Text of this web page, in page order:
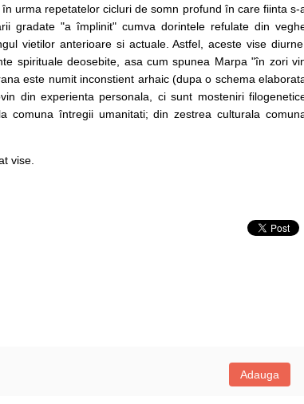
urma repetatelor cicluri de somn profund în care fiinta s-
gradate "a împlinit" cumva dorintele refulate din
vietilor anterioare si actuale. Astfel, aceste vise diurne,
spirituale deosebite, asa cum spunea Marpa "în zori
este numit inconstient arhaic (dupa o schema
din experienta personala, ci sunt mosteniri
întregii umanitati; din zestrea culturala
vise.
Adauga